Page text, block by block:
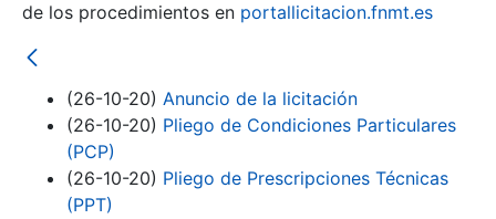
Erakutsi/Ezkutatu
de los procedimientos en portallicitacion.fnmt.es
(26-10-20) Anuncio de la licitación
(26-10-20) Pliego de Condiciones Particulares
(PCP)
(26-10-20) Pliego de Prescripciones Técnicas
(PPT)